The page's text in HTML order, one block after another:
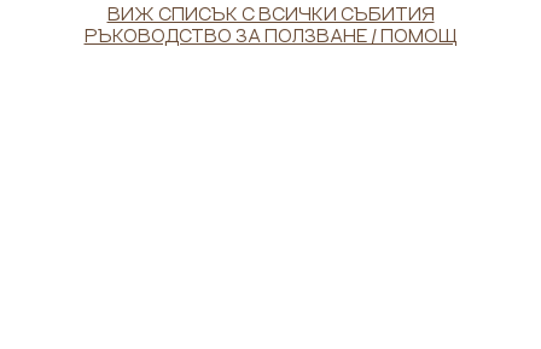
ВИЖ СПИСЪК С ВСИЧКИ СЪБИТИЯ
РЪКОВОДСТВО ЗА ПОЛЗВАНЕ / ПОМОЩ